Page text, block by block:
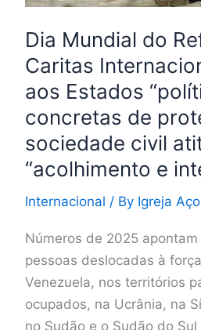
Dia Mundial do
Caritas
aos Estados
concretas de
sociedade civil
“acolhimento e
Internacional / By Igreja
Números de 2025 apontam
pessoas deslocadas à
Venezuela, nos territórios
ocupados, na Ucrânia, na
no Sudão e o Sudão do Sul
concretas
de
proteção”
e
à
sociedade
civil
de
“acolhimento
e
integração”